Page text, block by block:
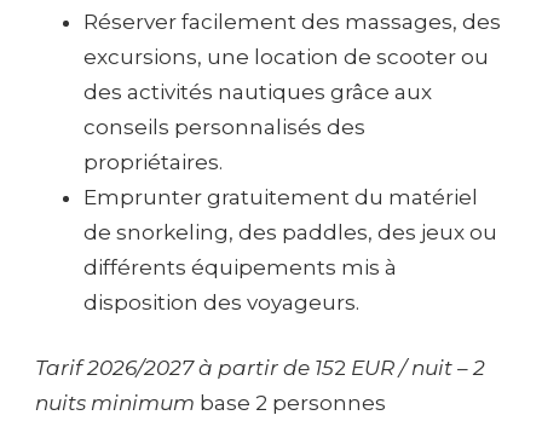
Réserver facilement des massages, des
excursions, une location de scooter ou
des activités nautiques grâce aux
conseils personnalisés des
propriétaires.
Emprunter gratuitement du matériel
de snorkeling, des paddles, des jeux ou
différents équipements mis à
disposition des voyageurs.
Tarif 2026/2027 à partir de 152 EUR / nuit – 2
nuits minimum base 2 personnes